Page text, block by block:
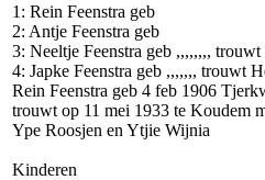
1: Rein Feenstra geb
2: Antje Feenstra geb
3: Neeltje Feenstra geb ,,,,,,,,
4: Japke Feenstra geb ,,,,,,, trouwt
Rein Feenstra geb 4 feb 1906
trouwt op 11 mei 1933 te Koudem
Ype Roosjen en Ytjie Wijnia
Kinderen